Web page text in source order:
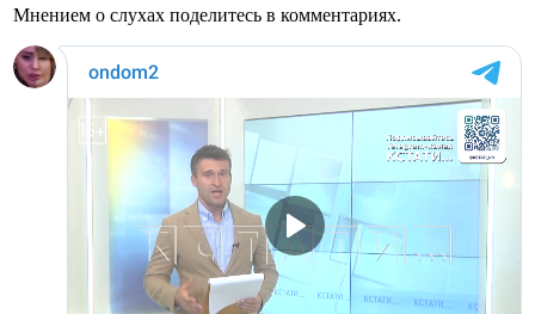
Мнением о слухах поделитесь в комментариях.